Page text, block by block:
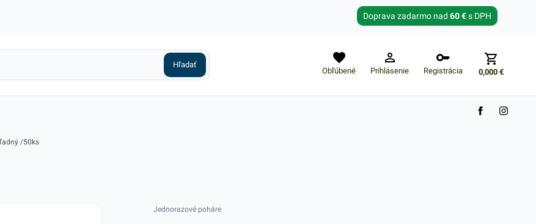
Doprava zadarmo nad 60 €s DPH
Obľúbené Prihlásenie Registrácia 0,000€
Zabudnuté heslo?
/50ks
Jednorazové poháre